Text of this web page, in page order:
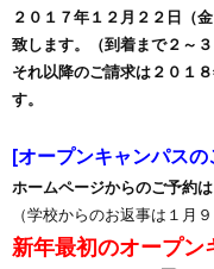
２０１７年１２月２２日（
致します。（到着まで２～３
それ以降のご請求は２０１
す。
[オープンキャンパス
ホームページからのご予約
（学校からのお返事は１月
新年最初のオープン